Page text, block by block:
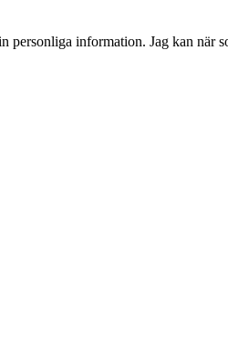
information. Jag kan när